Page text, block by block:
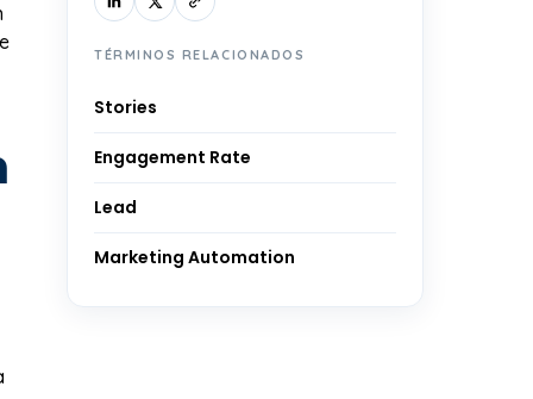
TÉRMINOS RELACIONADOS
Stories
Engagement Rate
Lead
Marketing Automation